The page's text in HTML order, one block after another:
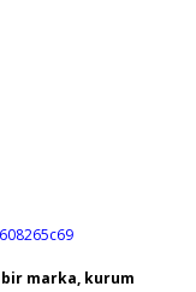
marka, kurum